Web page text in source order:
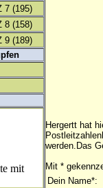
7 (195)
8 (158)
9 (189)
mit
Hergertt hat
werden.Das
Mit *
Dein Name*: